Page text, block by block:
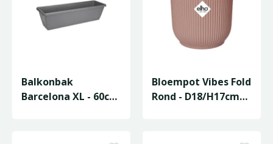
Balkonbak
Barcelona XL - 60cm
Bloempot Vibes Fold
Rond - D18/H17cm